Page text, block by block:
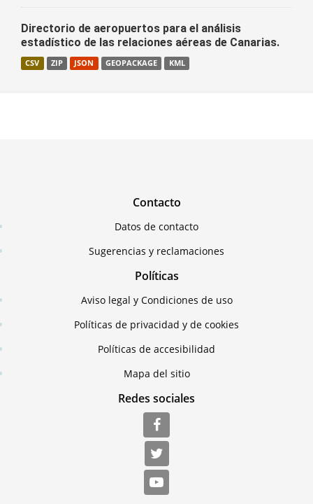
Directorio de aeropuertos para el análisis
estadístico de las relaciones aéreas de Canarias.
CSV ZIP JSON GEOPACKAGE KML
Contacto
Datos de contacto
Sugerencias y reclamaciones
Políticas
Aviso legal y Condiciones de uso
Políticas de privacidad y de cookies
Políticas de accesibilidad
Mapa del sitio
Redes sociales